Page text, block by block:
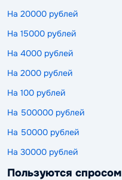
На 20000 рублей
На 15000 рублей
На 4000 рублей
На 2000 рублей
На 100 рублей
На 500000 рублей
На 50000 рублей
На 30000 рублей
Пользуются спросом